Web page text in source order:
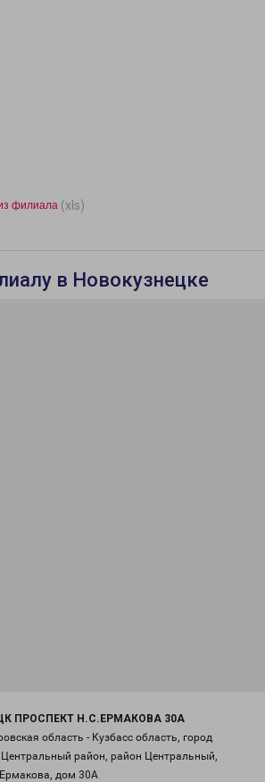
филиала (xls)
в Новокузнецке
ПРОСПЕКТ Н.С.ЕРМАКОВА 30А
область - Кузбасс область, город
Центральный район, район Центральный,
дом 30А